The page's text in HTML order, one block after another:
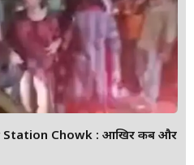
Chowk : आखिर कब और